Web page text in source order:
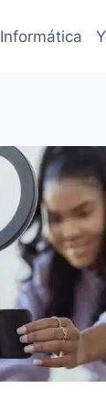
Informática